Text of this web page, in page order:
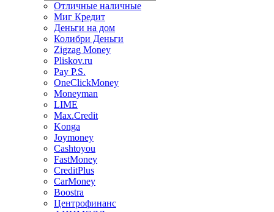
Отличные наличные
Миг Кредит
Деньги на дом
Колибри Деньги
Zigzag Money
Pliskov.ru
Pay P.S.
OneClickMoney
Moneyman
LIME
Max.Credit
Konga
Joymoney
Cashtoyou
FastMoney
CreditPlus
CarMoney
Boostra
Центрофинанс